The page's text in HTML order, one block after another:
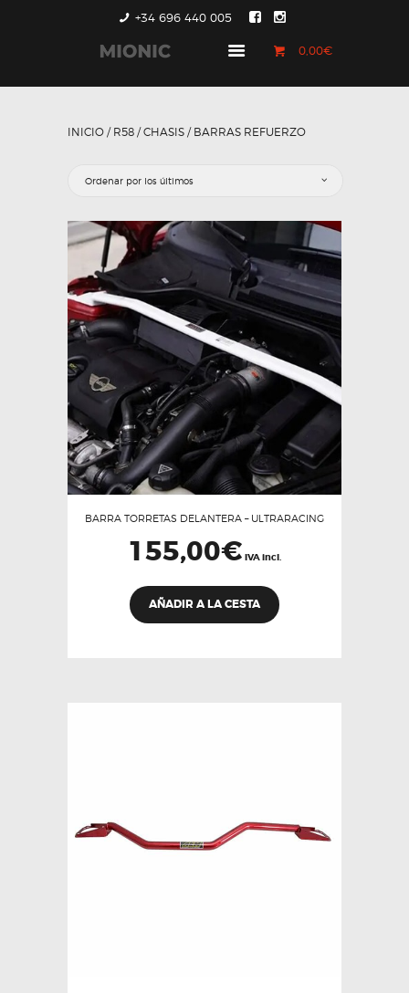
+34 696 440 005
0,00€
GENERACIÓN 1
COUNTRYMAN &
CONTACTO
INICIO / R58 /CHASIS / BARRAS REFUERZO
BARRA TORRETAS DELANTERA – ULTRARACING
155,00€ IVA incl.
AÑADIR A LA CESTA